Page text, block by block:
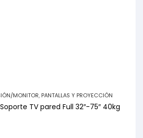
MONITOR, PANTALLAS Y PROYECCIÓN
TV pared Full 32″-75″ 40kg